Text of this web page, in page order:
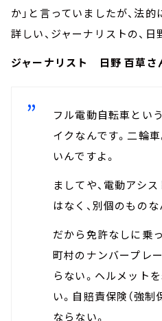
か」と言っていましたが、法
詳しい、ジャーナリストの、
ジャーナリスト 日野 百草さ
フル電動自転車とい
イクなんです。二輪
いんですよ。
ましてや、電動アシ
はなく、別個のものな
だから免許なしに乗
町村のナンバープレ
らない。ヘルメット
い。自賠責保険（強
ならない。